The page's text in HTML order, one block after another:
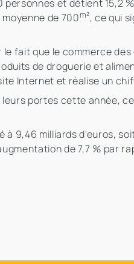
et détient 15,2
de 700m², ce qui
fait que le commerce
de droguerie et
Internet et réalise un
portes cette année,
9,46 milliards d'euros,
de 7,7 % par